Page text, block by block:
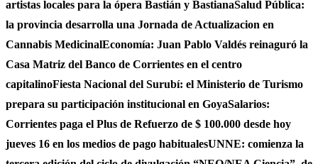
artistas locales para la ópera Bastián y BastianaSalud Pública:
la provincia desarrolla una Jornada de Actualizacion en
Cannabis MedicinalEconomía: Juan Pablo Valdés reinaguró la
Casa Matriz del Banco de Corrientes en el centro
capitalinoFiesta Nacional del Surubí: el Ministerio de Turismo
prepara su participación institucional en GoyaSalarios:
Corrientes paga el Plus de Refuerzo de $ 100.000 desde hoy
jueves 16 en los medios de pago habitualesUNNE: comienza la